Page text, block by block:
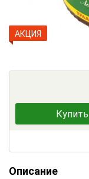
АКЦИЯ
Купить
Описание